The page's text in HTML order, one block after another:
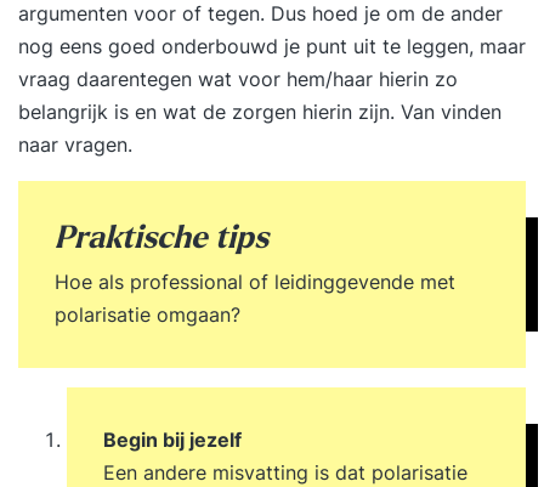
argumenten voor of tegen. Dus hoed je om de ander
nog eens goed onderbouwd je punt uit te leggen, maar
vraag daarentegen wat voor hem/haar hierin zo
belangrijk is en wat de zorgen hierin zijn. Van vinden
naar vragen.
Praktische tips
Hoe als professional of leidinggevende met
polarisatie omgaan?
Begin bij jezelf
Een andere misvatting is dat polarisatie